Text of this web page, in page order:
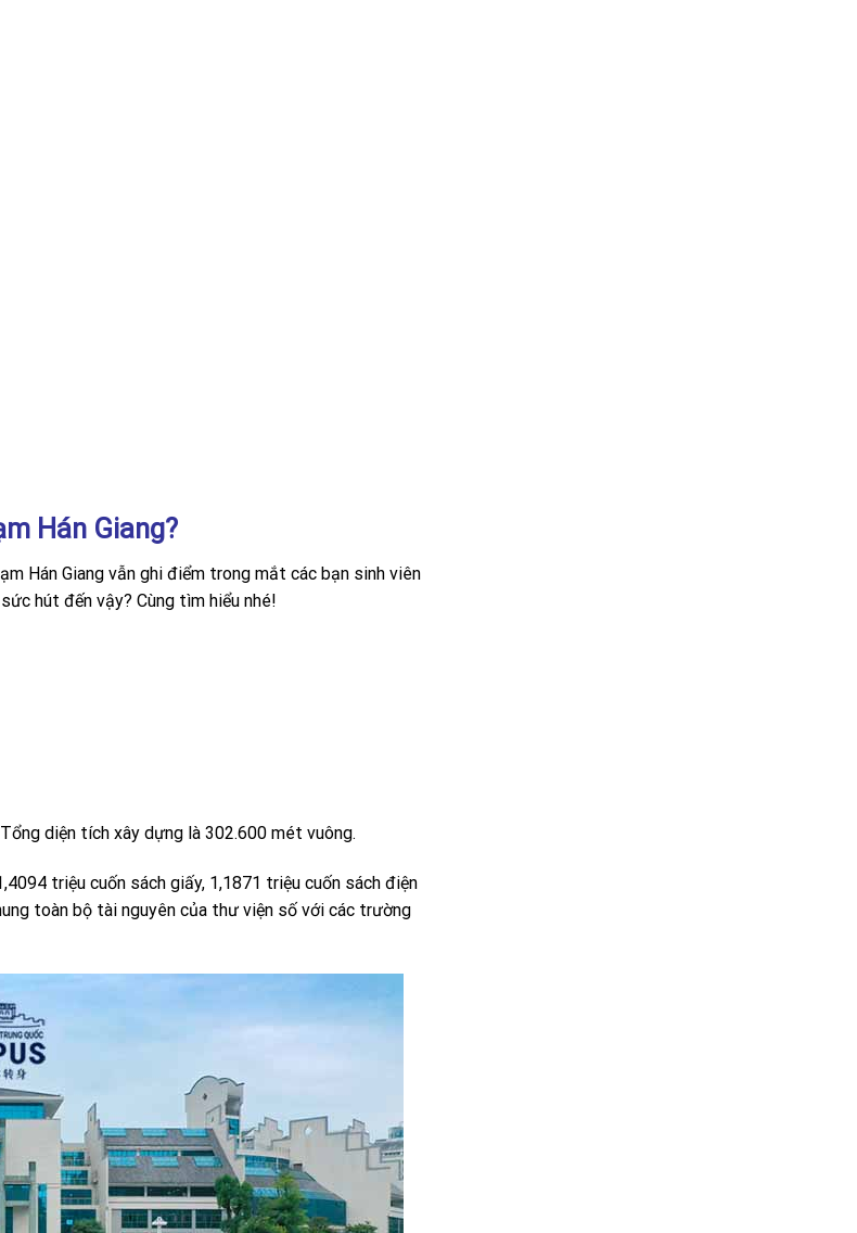
Hán Giang?
Hán Giang vẫn ghi điểm trong mắt các bạn sinh viên
hút đến vậy? Cùng tìm hiểu nhé!
diện tích xây dựng là 302.600 mét vuông.
triệu cuốn sách giấy, 1,1871 triệu cuốn sách điện
toàn bộ tài nguyên của thư viện số với các trường